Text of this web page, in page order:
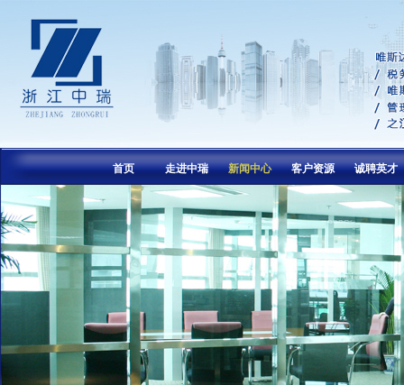
首页 走进中瑞 新闻中心 客户资源 诚聘英才